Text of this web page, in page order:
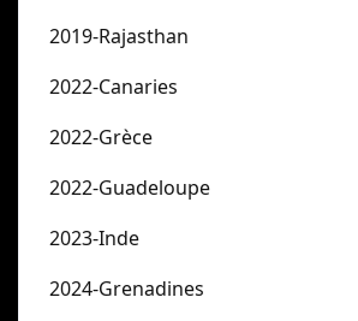
2019-Rajasthan
2022-Canaries
2022-Grèce
2022-Guadeloupe
2023-Inde
2024-Grenadines